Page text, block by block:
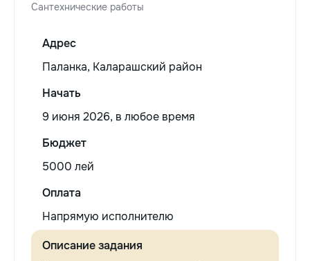
Сантехнические работы
Адрес
Паланка, Каларашский район
Начать
9 июня 2026, в любое время
Бюджет
5000 лей
Оплата
Напрямую исполнителю
Описание задания